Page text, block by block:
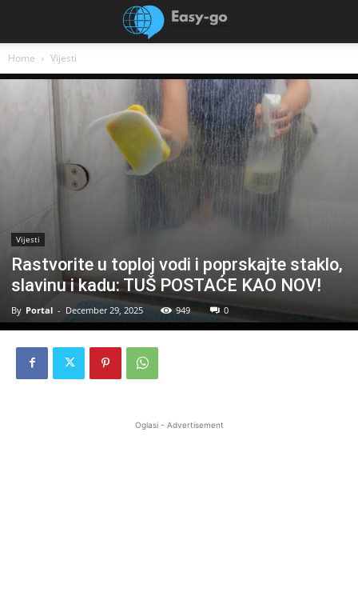
Home Vijesti
Vijesti
Rastvorite u toploj vodi i poprskajte staklo,
slavinu i kadu: TUŠ POSTAĆE KAO NOV!
By Portal - December 29, 2025 949 0
Oglasi - Advertisement